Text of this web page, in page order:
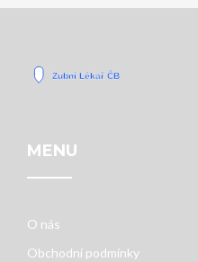
MENU
O nás
Obchodní podmínky